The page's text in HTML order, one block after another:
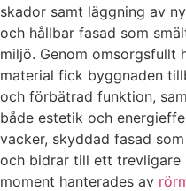
skador samt läggning av
och hållbar fasad som
miljö. Genom omsorgsfullt
material fick byggnaden
och förbätrad funktion,
både estetik och
vacker, skyddad fasad
och bidrar till ett trevligare
moment hanterades av